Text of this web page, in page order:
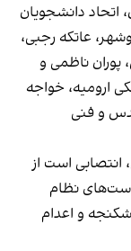
اتحاد دانشجویان
عاتکه رجبی،
پوران ناظمی و
ارومیه، خواجه
و فنی
انتصابی است از
نظام
شکنجه و اعدام